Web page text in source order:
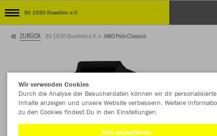
SV 1930 Rosellen e.V.
ZURÜCK SV 1930 Rosellen e.V. JAKO Polo Classico
Wir verwenden Cookies
Durch die Analyse der Besucherdaten können wir dir personalisierte
Inhalte anzeigen und unsere Website verbessern. Weitere
zu den Cookies findest Du in den Einstellungen.
Alle akzeptieren